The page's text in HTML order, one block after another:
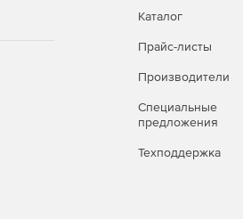
Каталог
Прайс-листы
Производители
Специальные
предложения
Техподдержка